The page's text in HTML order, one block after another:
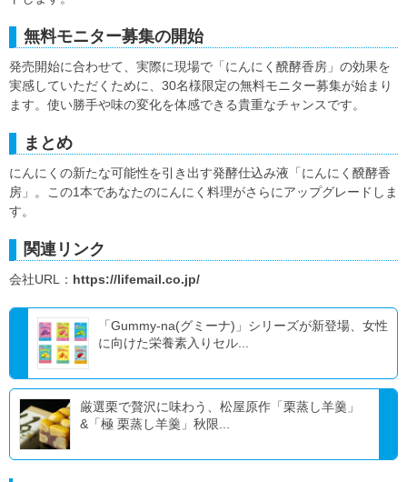
無料モニター募集の開始
発売開始に合わせて、実際に現場で「にんにく醗酵香房」の効果を
実感していただくために、30名様限定の無料モニター募集が始まり
ます。使い勝手や味の変化を体感できる貴重なチャンスです。
まとめ
にんにくの新たな可能性を引き出す発酵仕込み液「にんにく醗酵香
房」。この1本であなたのにんにく料理がさらにアップグレードしま
す。
関連リンク
会社URL： https://lifemail.co.jp/
「Gummy-na(グミーナ)」シリーズが新登場、女性
に向けた栄養素入りセル...
厳選栗で贅沢に味わう、松屋原作「栗蒸し羊羹」
&「極 栗蒸し羊羹」秋限...